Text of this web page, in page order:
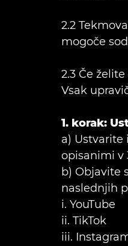
2.2
mogoče
2.3 Če
Vsak
1. korak:
a) Ustvarite
opisanimi v
b) Objavite
naslednjih
i. YouTube
ii. TikTok
iii.